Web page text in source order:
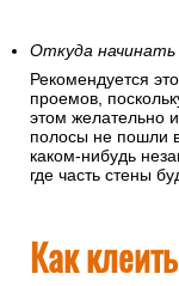
Откуда
Рекомендуется
проемов,
этом желательно
полосы не пошли
каком-нибудь
где часть стены
Как